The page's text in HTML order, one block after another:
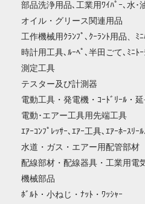
部品洗浄用品､工業用ﾜｲﾊﾟｰ､水･
オイル・グリース関連用品
工作機械用ｸﾗﾝﾌﾟ､ｸｰﾗﾝﾄ用品、ﾐﾆ
時計用工具､ﾙｰﾍﾟ､半田ごて､ﾐﾆﾄｰ
測定工具
テスター及び計測器
電動工具・発電機・ｺｰﾄﾞﾘｰﾙ・延
電動･エアー工具用先端工具
ｴｱｰｺﾝﾌﾟﾚｯｻｰ､ｴｱｰ工具､ｴｱｰﾎｰｽﾘｰ
水道・ガス・エアー用配管部材
配線部材・配線器具・工業用電
機械部品
ﾎﾞﾙﾄ・小ねじ・ﾅｯﾄ・ﾜｯｼｬｰ